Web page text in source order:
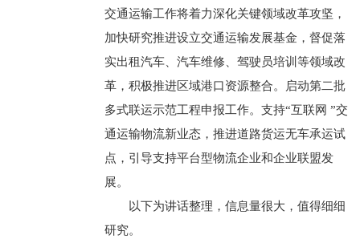
交通运输工作将着力深化关键领域改革攻坚，
加快研究推进设立交通运输发展基金，督促落
实出租汽车、汽车维修、驾驶员培训等领域改
革，积极推进区域港口资源整合。启动第二批
多式联运示范工程申报工作。支持“互联网 ”交
通运输物流新业态，推进道路货运无车承运试
点，引导支持平台型物流企业和企业联盟发
展。
以下为讲话整理，信息量很大，值得细细
研究。